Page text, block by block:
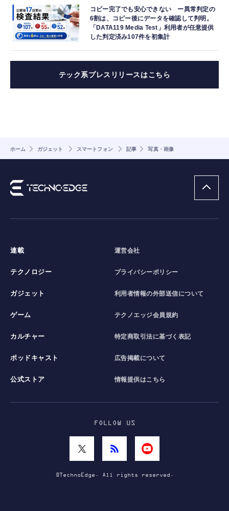
コピー完了でも安心できない ー異常判定の
6割は、コピー後にデータを確認して判明。
「DATA119 Media Test」利用者が任意提供
した判定済み107件を初集計
テック系プレスリリースはこちら
ホーム ガジェット スマートフォン 記事 写真・画像
連載
テクノロジー
ガジェット
ゲーム
カルチャー
ポッドキャスト
公式ストア
運営会社
プライバシーポリシー
利用者情報の外部送信について
テクノエッジ会員規約
特定商取引法に基づく表記
広告掲載について
情報提供はこちら
FOLLOW US
©TechnoEdge. All rights reserved.